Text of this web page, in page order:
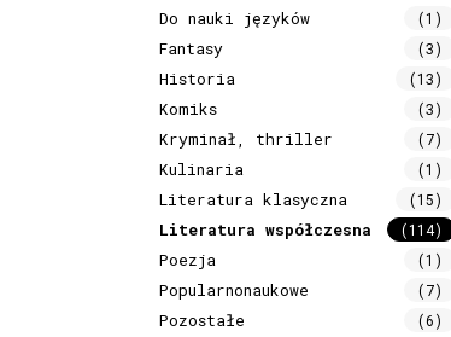
Do nauki języków (1)
Fantasy (3)
Historia (13)
Komiks (3)
Kryminał, thriller (7)
Kulinaria (1)
Literatura klasyczna (15)
Literatura współczesna (114)
Poezja (1)
Popularnonaukowe (7)
Pozostałe (6)